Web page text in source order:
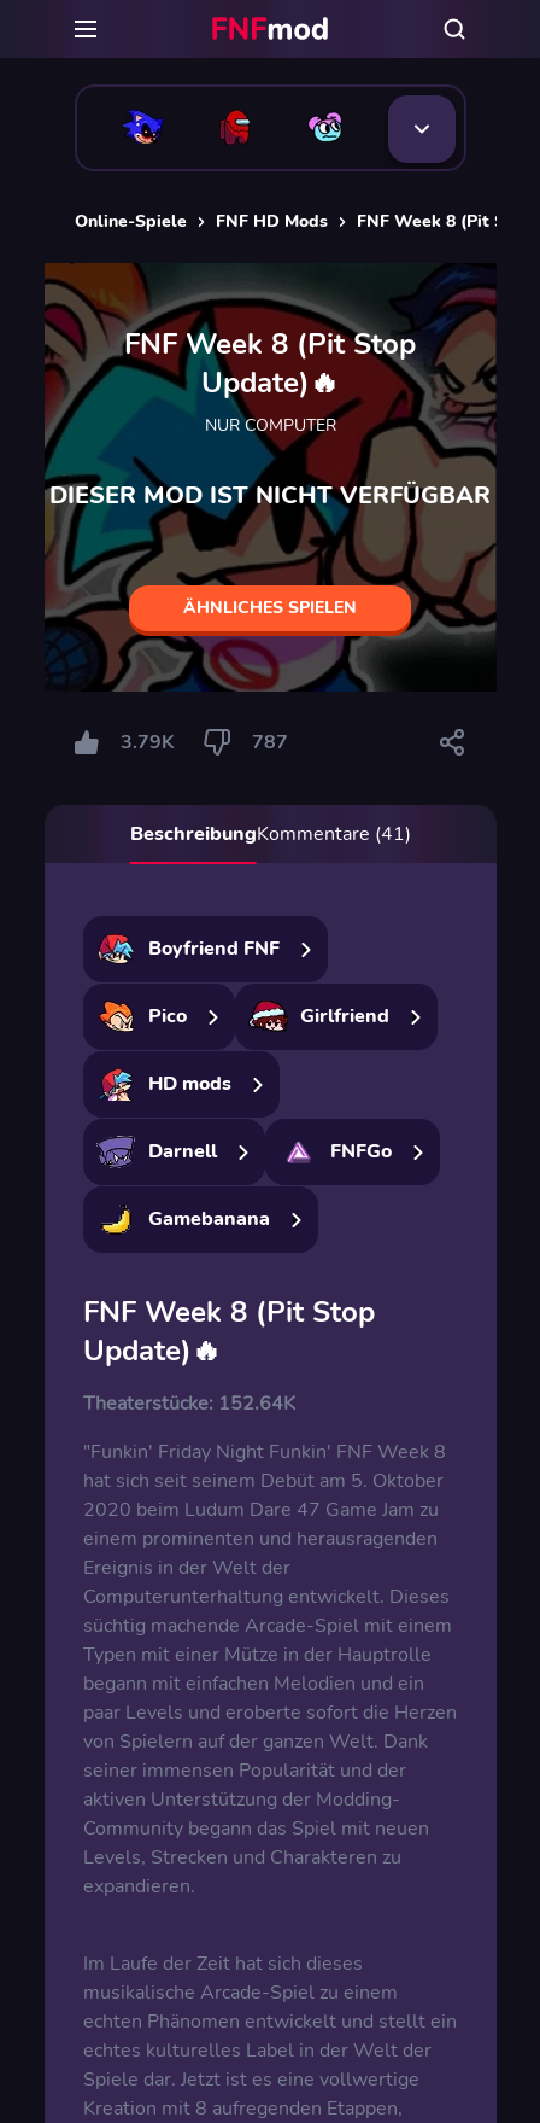
Online-Spiele FNF HD Mods FNF Week 8 (Pit Stop
FNF Week 8 (Pit Stop
Update)🔥
NUR COMPUTER
DIESER MOD IST NICHT VERFÜGBAR
ÄHNLICHES SPIELEN
3.79K 787
BeschreibungKommentare (41)
Boyfriend FNF
Pico Girlfriend
HD mods
Darnell FNFGo
Gamebanana
FNF Week 8 (Pit Stop
Update)🔥
Theaterstücke: 152.64K
"Funkin' Friday Night Funkin' FNF Week 8
hat sich seit seinem Debüt am 5. Oktober
2020 beim Ludum Dare 47 Game Jam zu
einem prominenten und herausragenden
Ereignis in der Welt der
Computerunterhaltung entwickelt. Dieses
süchtig machende Arcade-Spiel mit einem
Typen mit einer Mütze in der Hauptrolle
begann mit einfachen Melodien und ein
paar Levels und eroberte sofort die Herzen
von Spielern auf der ganzen Welt. Dank
seiner immensen Popularität und der
aktiven Unterstützung der Modding-
Community begann das Spiel mit neuen
Levels, Strecken und Charakteren zu
expandieren.
Im Laufe der Zeit hat sich dieses
musikalische Arcade-Spiel zu einem
echten Phänomen entwickelt und stellt ein
echtes kulturelles Label in der Welt der
Spiele dar. Jetzt ist es eine vollwertige
Kreation mit 8 aufregenden Etappen,